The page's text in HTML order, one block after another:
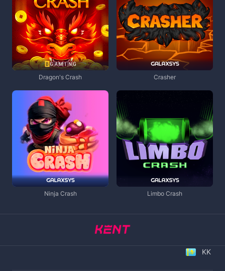
Dragon's Crash Crasher
Ninja Crash Limbo Crash
KK